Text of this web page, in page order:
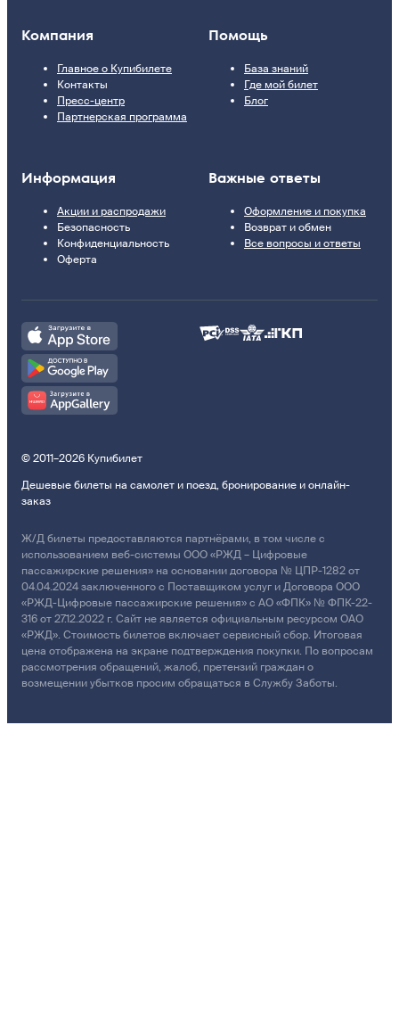
Компания
Главное о Купибилете
Контакты
Пресс-центр
Партнерская программа
Помощь
База знаний
Где мой билет
Блог
Информация
Акции и распродажи
Безопасность
Конфиденциальность
Оферта
Важные ответы
Оформление и покупка
Возврат и обмен
Все вопросы и ответы
© 2011–2026 Купибилет
Дешевые билеты на самолет и поезд, бронирование и онлайн-
заказ
Ж/Д билеты предоставляются партнёрами, в том числе с
использованием веб-системы ООО «РЖД – Цифровые
пассажирские решения» на основании договора № ЦПР-1282 от
04.04.2024 заключенного с Поставщиком услуг и Договора ООО
«РЖД-Цифровые пассажирские решения» с АО «ФПК» № ФПК-22-
316 от 27.12.2022 г. Сайт не является официальным ресурсом ОАО
«РЖД». Стоимость билетов включает сервисный сбор. Итоговая
цена отображена на экране подтверждения покупки. По вопросам
рассмотрения обращений, жалоб, претензий граждан о
возмещении убытков просим обращаться в Службу Заботы.